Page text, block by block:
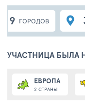
9 ГОРОДОВ
УЧАСТНИЦА БЫЛА
ЕВРОПА
2 СТРАНЫ